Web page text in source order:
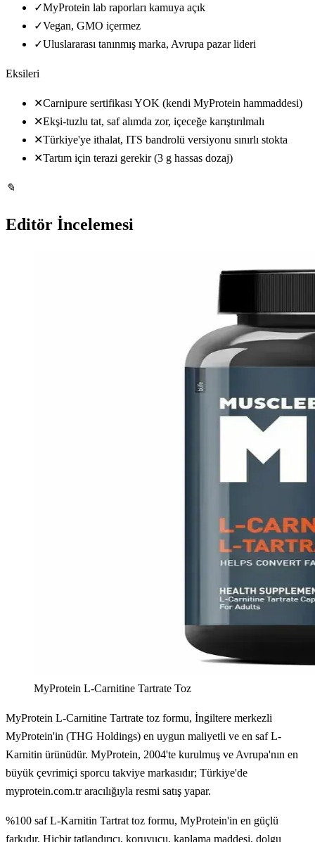
✓MyProtein lab raporları kamuya açık
✓Vegan, GMO içermez
✓Uluslararası tanınmış marka, Avrupa pazar lideri
Eksileri
✕Carnipure sertifikası YOK (kendi MyProtein hammaddesi)
✕Ekşi-tuzlu tat, saf alımda zor, içeceğe karıştırılmalı
✕Türkiye'ye ithalat, ITS bandrolü versiyonu sınırlı stokta
✕Tartım için terazi gerekir (3 g hassas dozaj)
✎
Editör İncelemesi
MyProtein L-Carnitine Tartrate Toz
MyProtein L-Carnitine Tartrate toz formu, İngiltere merkezli
MyProtein'in (THG Holdings) en uygun maliyetli ve en saf L-
Karnitin ürünüdür. MyProtein, 2004'te kurulmuş ve Avrupa'nın en
büyük çevrimiçi sporcu takviye markasıdır; Türkiye'de
myprotein.com.tr aracılığıyla resmi satış yapar.
%100 saf L-Karnitin Tartrat toz formu, MyProtein'in en güçlü
farkıdır. Hiçbir tatlandırıcı, koruyucu, kaplama maddesi, dolgu